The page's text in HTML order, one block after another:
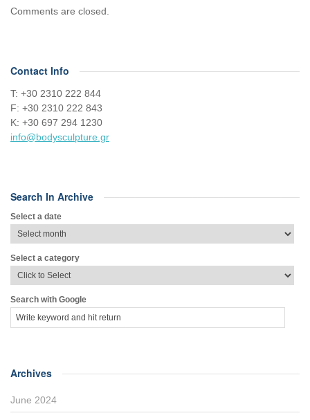
Comments are closed.
Contact Info
Τ: +30 2310 222 844
F: +30 2310 222 843
Κ: +30 697 294 1230
info@bodysculpture.gr
Search In Archive
Select a date
Select a category
Search with Google
Archives
June 2024